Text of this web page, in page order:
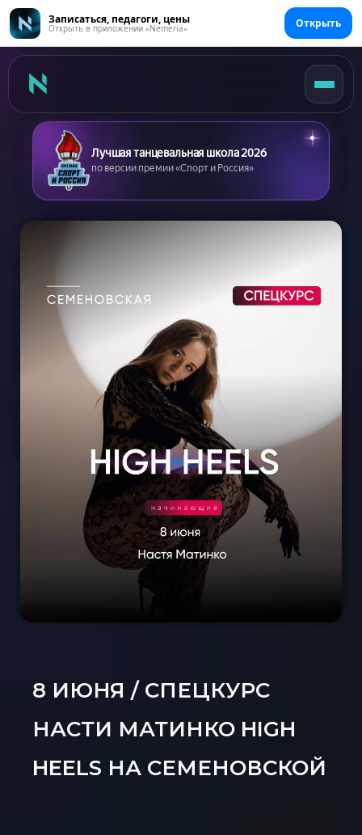
Записаться, педагоги, цены
Открыть в приложении «Nemeria» Открыть
Главная
Цены
Сертификаты
Девичник
Расписание
Спец-курсы
Курсы с нуля
Групповые
Сочи 2024
Направления
Детские 5+
Взрослые 16+
Сочи 2024
Приложение
Лучшая танцевальная школа 2026
по версии премии «Спорт и Россия»
8 ИЮНЯ / СПЕЦКУРС
НАСТИ МАТИНКО HIGH
HEELS НА СЕМЕНОВСКОЙ